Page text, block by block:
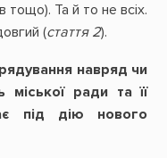
тощо). Та й то не всіх.
(стаття 2).
навряд чи
міської ради та її
під дію нового